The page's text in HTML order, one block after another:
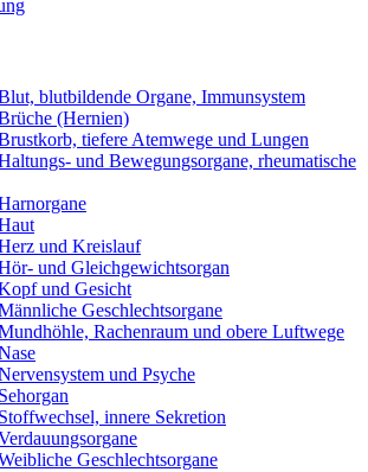
blutbildende Organe, Immunsystem
(Hernien)
tiefere Atemwege und Lungen
und Bewegungsorgane, rheumatische
und Kreislauf
und Gleichgewichtsorgan
und Gesicht
Geschlechtsorgane
Rachenraum und obere Luftwege
und Psyche
innere Sekretion
Geschlechtsorgane